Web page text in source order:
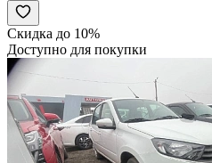
Скидка до 10%
Доступно для покупки